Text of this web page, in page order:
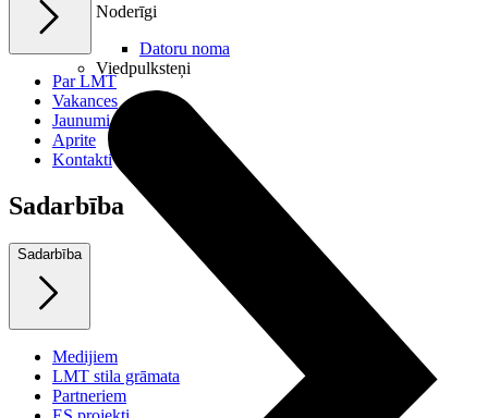
Noderīgi
Datoru noma
Viedpulksteņi
Par LMT
Vakances
Jaunumi
Aprite
Kontakti
Sadarbība
Sadarbība
Medijiem
LMT stila grāmata
Partneriem